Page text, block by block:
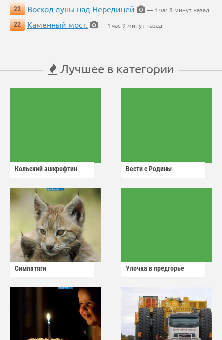
22
Восход луны над Нередицей
— 1 час 8 минут назад
22
Каменный мост. — 1 час 9 минут назад
Лучшее в категории
Кольский ашкрофтин Вести с Родины
Симпатяги Улочка в предгорье